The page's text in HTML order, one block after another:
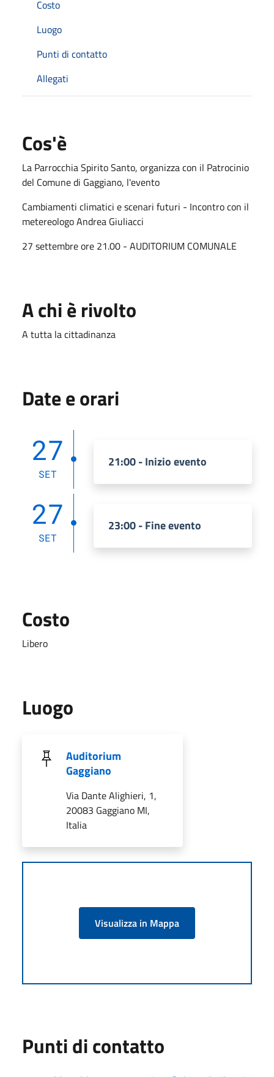
Costo
Luogo
Punti di contatto
Allegati
Cos'è
La Parrocchia Spirito Santo, organizza con il Patrocinio
del Comune di Gaggiano, l'evento
Cambiamenti climatici e scenari futuri - Incontro con il
metereologo Andrea Giuliacci
27 settembre ore 21.00 - AUDITORIUM COMUNALE
A chi è rivolto
A tutta la cittadinanza
Date e orari
27
SET
21:00 - Inizio evento
27
SET
23:00 - Fine evento
Costo
Libero
Luogo
Auditorium
Gaggiano
Via Dante Alighieri, 1,
20083 Gaggiano MI,
Italia
Visualizza in Mappa
Punti di contatto